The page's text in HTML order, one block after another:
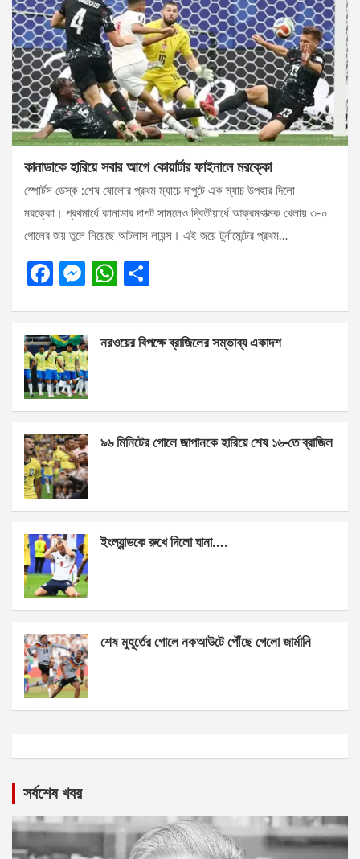
কানাডাকে হারিয়ে সবার আগে কোয়ার্টার ফাইনালে মরক্কো
স্পোর্টস ডেস্ক :শেষ ষোলোর প্রথম ম্যাচে দাপুটে এক ম্যাচ উপহার দিলো
মরক্কো। প্রথমার্ধে কানাডার দাপট সামলেও দ্বিতীয়ার্ধে আক্রমণাত্মক খেলায় ৩-০
গোলের জয় তুলে নিয়েছে আটলাস লায়ন্স। এই জয়ে টুর্নামেন্টের প্রথম…
F
b
o
o
k
M
n
g
er
W
s
p
e
নরওয়ের বিপক্ষে ব্রাজিলের সম্ভাব্য একাদশ
৯৬ মিনিটের গোলে জাপানকে হারিয়ে শেষ ১৬-তে ব্রাজিল
ইংল্যান্ডকে রুখে দিলো ঘানা….
শেষ মুহূর্তের গোলে নকআউটে পৌঁছে গেলো জার্মানি
সর্বশেষ খবর